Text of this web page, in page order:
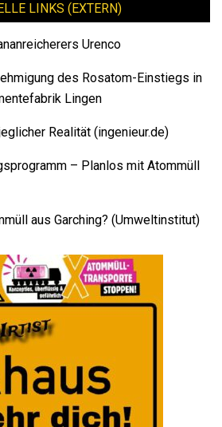
LINKS (EXTERN)
Urenco
des Rosatom-Einstiegs in
Lingen
Realität (ingenieur.de)
– Planlos mit Atommüll
aus Garching? (Umweltinstitut)